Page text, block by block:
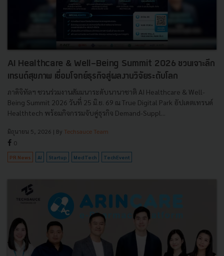
AI Healthcare & Well-Being Summit 2026 ชวนเจาะลึก
เทรนด์สุขภาพ เชื่อมโจทย์ธุรกิจสู่ผลงานวิจัยระดับโลก
ภาดิจิทัลฯ ชวนร่วมงานสัมมนาระดับนานาชาติ AI Healthcare & Well-
Being Summit 2026 วันที่ 25 มิ.ย. 69 ณ True Digital Park อัปเดตเทรนด์
Healthtech พร้อมกิจกรรมจับคู่ธุรกิจ Demand-Suppl...
มิถุนายน 5, 2026 | By Techsauce Team
0
PR News AI Startup MedTech TechEvent